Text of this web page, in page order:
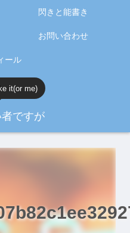
it(or me)
ですが
閃きと能書き
お問い合わせ
ール